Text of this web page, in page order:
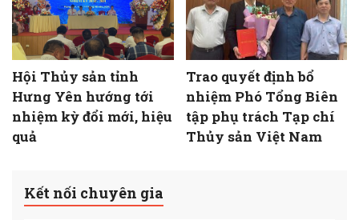
Hội Thủy sản tỉnh
Hưng Yên hướng tới
nhiệm kỳ đổi mới, hiệu
quả
Trao quyết định bổ
nhiệm Phó Tổng Biên
tập phụ trách Tạp chí
Thủy sản Việt Nam
Kết nối chuyên gia